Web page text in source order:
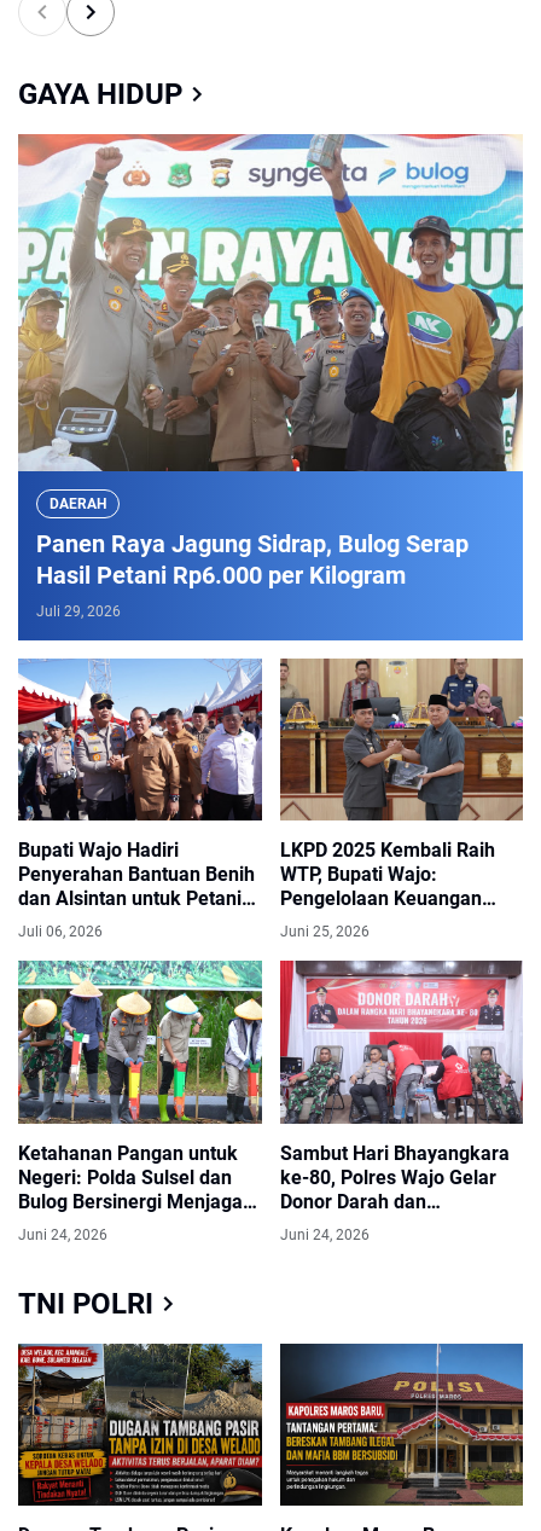
GAYA HIDUP
DAERAH
Panen Raya Jagung Sidrap, Bulog Serap
Hasil Petani Rp6.000 per Kilogram
Juli 29, 2026
Bupati Wajo Hadiri
Penyerahan Bantuan Benih
dan Alsintan untuk Petani
Sulsel
Juli 06, 2026
LKPD 2025 Kembali Raih
WTP, Bupati Wajo:
Pengelolaan Keuangan
Daerah Tetap Sehat
Juni 25, 2026
Ketahanan Pangan untuk
Negeri: Polda Sulsel dan
Bulog Bersinergi Menjaga
Kesejahteraan Petani
Jagung
Juni 24, 2026
Sambut Hari Bhayangkara
ke-80, Polres Wajo Gelar
Donor Darah dan
Pemeriksaan Kesehatan
Gratis
Juni 24, 2026
TNI POLRI